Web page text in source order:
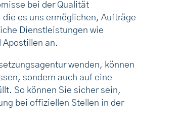
bei der Qualität
es uns ermöglichen, Aufträge
Dienstleistungen wie
Apostillen an.
wenden, können
sondern auch auf eine
So können Sie sicher sein,
bei offiziellen Stellen in der